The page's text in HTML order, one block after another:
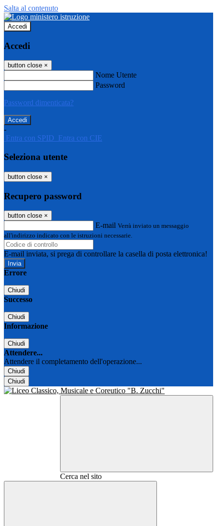
Salta al contenuto
Accedi
Accedi
button close ×
Nome Utente
Password
Password dimenticata?
-
Entra con SPID Entra con CIE
Seleziona utente
button close ×
Recupero password
button close ×
E-mail Verrà inviato un messaggio
all'indirizzo indicato con le istruzioni necessarie.
E-mail inviata, si prega di controllare la casella di posta elettronica!
Errore
Chiudi
Successo
Chiudi
Informazione
Chiudi
Attendere...
Attendere il completamento dell'operazione...
Chiudi
Chiudi
Cerca nel sito